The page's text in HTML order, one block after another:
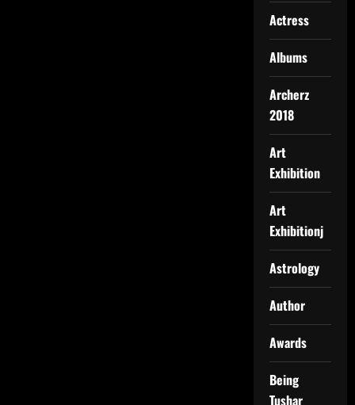
Actress
Albums
Archerz
2018
Art
Exhibition
Art
Exhibitionj
Astrology
Author
Awards
Being
Tushar